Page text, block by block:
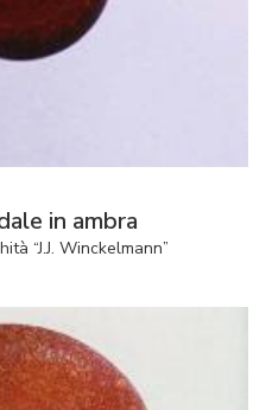
in ambra
“J.J. Winckelmann”